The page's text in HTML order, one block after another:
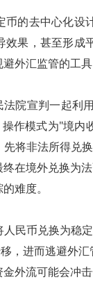
的去中心化
果，甚至形
外汇监管的工具
院宣判一起利
作模式为"境
将非法所得兑
在境外兑换为
难度。
民币兑换为稳
，进而逃避外
外流可能会冲击